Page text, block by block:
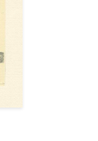
1969 alla
dal